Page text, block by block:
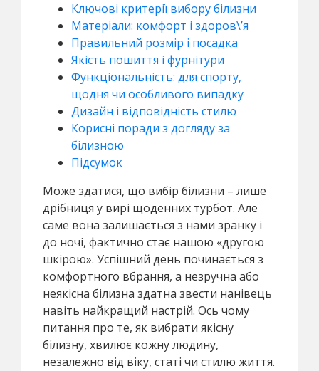
Ключові критерії вибору білизни
Матеріали: комфорт і здоров\’я
Правильний розмір і посадка
Якість пошиття і фурнітури
Функціональність: для спорту,
щодня чи особливого випадку
Дизайн і відповідність стилю
Корисні поради з догляду за
білизною
Підсумок
Може здатися, що вибір білизни – лише
дрібниця у вирі щоденних турбот. Але
саме вона залишається з нами зранку і
до ночі, фактично стає нашою «другою
шкірою». Успішний день починається з
комфортного вбрання, а незручна або
неякісна білизна здатна звести нанівець
навіть найкращий настрій. Ось чому
питання про те, як вибрати якісну
білизну, хвилює кожну людину,
незалежно від віку, статі чи стилю життя.